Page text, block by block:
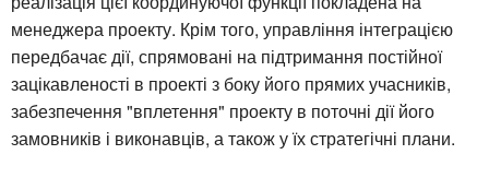
менеджера проекту. Крім того, управління інтеграцією
передбачає дії, спрямовані на підтримання постійної
зацікавленості в проекті з боку його прямих учасників,
забезпечення "вплетення" проекту в поточні дії його
замовників і виконавців, а також у їх стратегічні плани.